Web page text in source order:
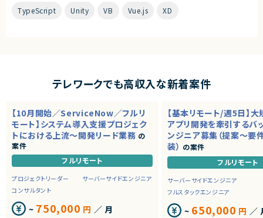
TypeScript Unity VB Vue.js XD
テレワークでも高収入な新着案件
【10月開始／ServiceNow／フルリ
モート】システム導入支援プロジェク
トにおける上流～開発リード業務 の
案件
フルリモート
プロジェクトリーダー
サーバーサイドエンジニア
コンサルタント
~ 750,000 円 ／ 月
【基本リモート/週5日】
アプリ開発を牽引するバ
ンジニア募集（提案～要
装） の案件
フルリモート
サーバーサイドエンジニア
フルスタックエンジニア
~ 650,000 円 ／